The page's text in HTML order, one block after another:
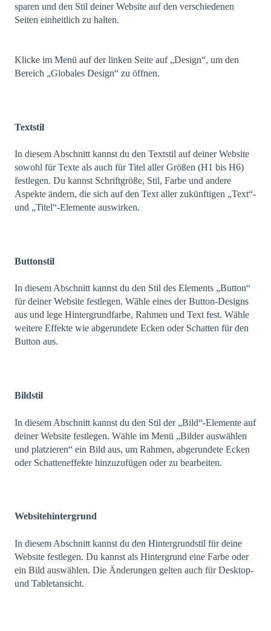
sparen und den Stil deiner Website auf den verschiedenen
Seiten einheitlich zu halten.
Klicke im Menü auf der linken Seite auf „Design“, um den
Bereich „Globales Design“ zu öffnen.
Textstil
In diesem Abschnitt kannst du den Textstil auf deiner Website
sowohl für Texte als auch für Titel aller Größen (H1 bis H6)
festlegen. Du kannst Schriftgröße, Stil, Farbe und andere
Aspekte ändern, die sich auf den Text aller zukünftigen „Text“-
und „Titel“-Elemente auswirken.
Buttonstil
In diesem Abschnitt kannst du den Stil des Elements „Button“
für deiner Website festlegen. Wähle eines der Button-Designs
aus und lege Hintergrundfarbe, Rahmen und Text fest. Wähle
weitere Effekte wie abgerundete Ecken oder Schatten für den
Button aus.
Bildstil
In diesem Abschnitt kannst du den Stil der „Bild“-Elemente auf
deiner Website festlegen. Wähle im Menü „Bilder auswählen
und platzieren“ ein Bild aus, um Rahmen, abgerundete Ecken
oder Schatteneffekte hinzuzufügen oder zu bearbeiten.
Websitehintergrund
In diesem Abschnitt kannst du den Hintergrundstil für deine
Website festlegen. Du kannst als Hintergrund eine Farbe oder
ein Bild auswählen. Die Änderungen gelten auch für Desktop-
und Tabletansicht.